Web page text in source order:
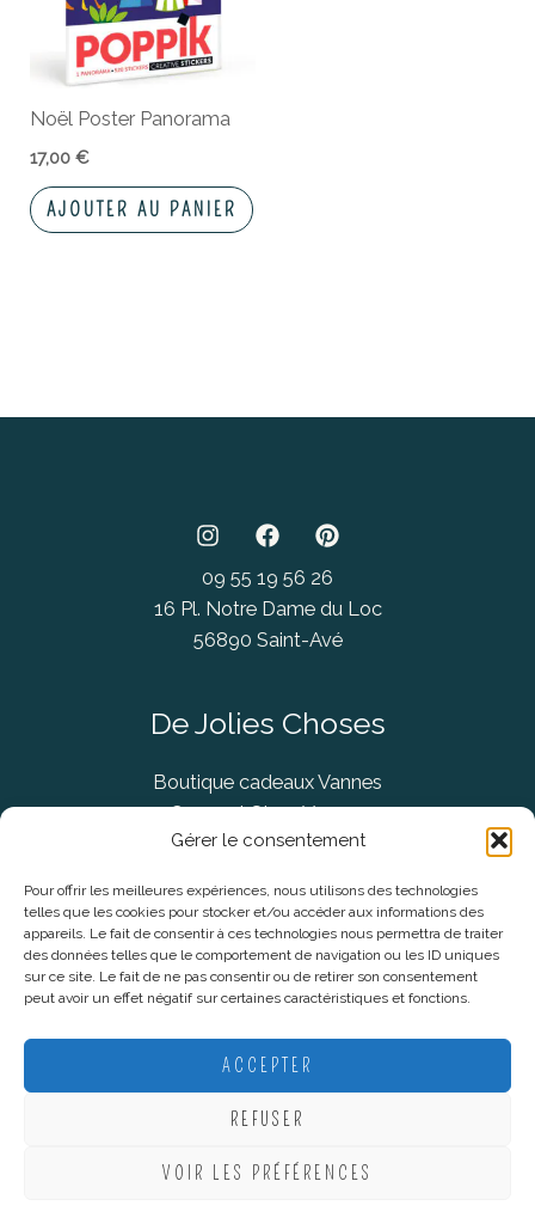
Gérer le consentement
Pour offrir les meilleures expériences, nous utilisons des technologies
telles que les cookies pour stocker et/ou accéder aux informations des
appareils. Le fait de consentir à ces technologies nous permettra de traiter
des données telles que le comportement de navigation ou les ID uniques
sur ce site. Le fait de ne pas consentir ou de retirer son consentement
peut avoir un effet négatif sur certaines caractéristiques et fonctions.
ACCEPTER
REFUSER
VOIR LES PRÉFÉRENCES
Noël Poster Panorama
17,00€
AJOUTER AU PANIER
09 55 19 56 26
16 Pl. Notre Dame du Loc
56890 Saint-Avé
De Jolies Choses
Boutique cadeaux Vannes
Concept Store Vannes
Informations légales
CGV
Politique De Confidentialité
Plan du site